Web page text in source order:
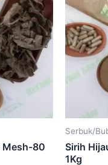
Mesh-80
Serbuk/
Sirih
1Kg